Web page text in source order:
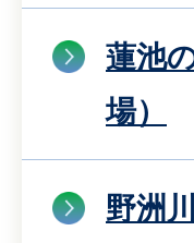
蓮池
場）
野洲